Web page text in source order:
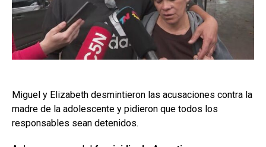
Miguel y Elizabeth desmintieron las acusaciones contra la
madre de la adolescente y pidieron que todos los
responsables sean detenidos.